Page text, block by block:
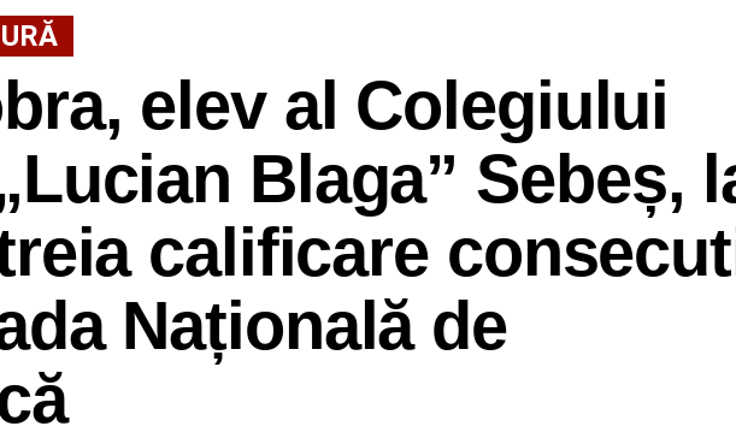
elev al Colegiului
Blaga” Sebeș,
calificare
Națională de